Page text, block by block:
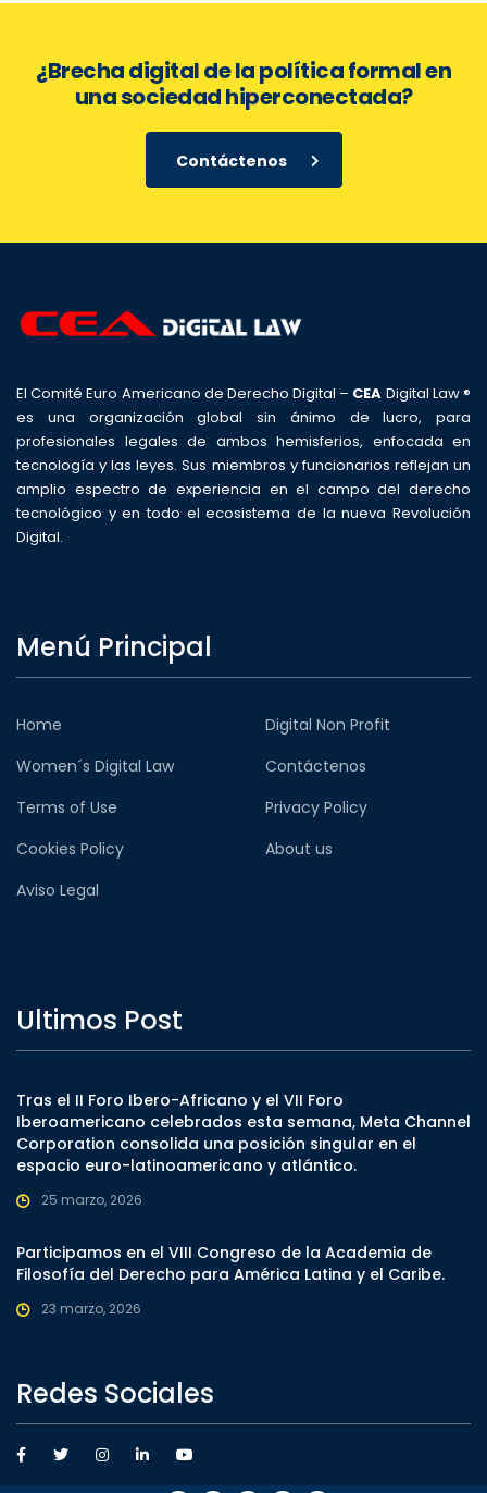
¿Brecha digital de la política formal en
una sociedad hiperconectada?
Contáctenos
El Comité Euro Americano de Derecho Digital – CEA Digital Law ®
es una organización global sin ánimo de lucro, para
profesionales legales de ambos hemisferios, enfocada en
tecnología y las leyes. Sus miembros y funcionarios reflejan un
amplio espectro de experiencia en el campo del derecho
tecnológico y en todo el ecosistema de la nueva Revolución
Digital.
Menú Principal
Home
Digital Non Profit
Women´s Digital Law
Contáctenos
Terms of Use
Privacy Policy
Cookies Policy
About us
Aviso Legal
Ultimos Post
Tras el II Foro Ibero-Africano y el VII Foro
Iberoamericano celebrados esta semana, Meta Channel
Corporation consolida una posición singular en el
espacio euro-latinoamericano y atlántico.
25 marzo, 2026
Participamos en el VIII Congreso de la Academia de
Filosofía del Derecho para América Latina y el Caribe.
23 marzo, 2026
Redes Sociales